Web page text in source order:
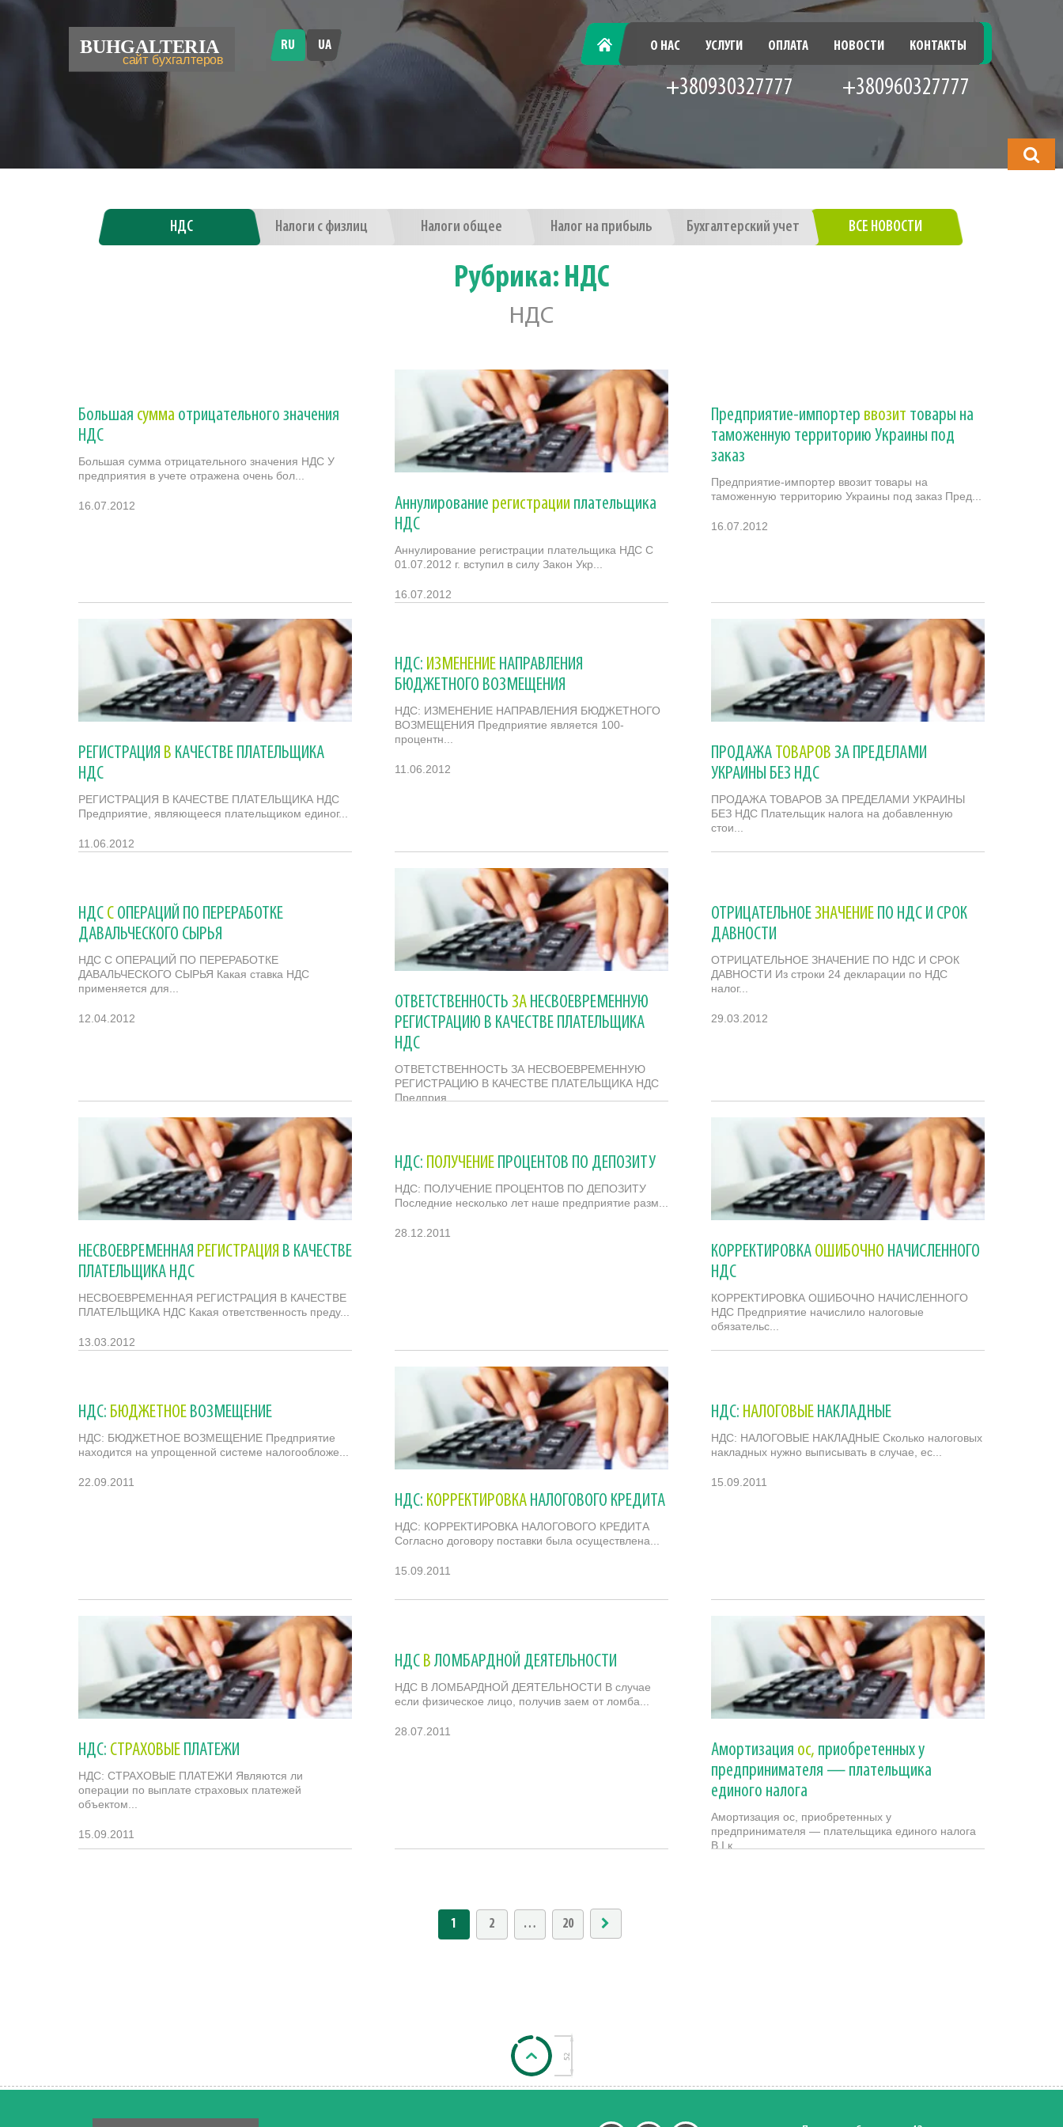
будете
RU UA ГЛАВНАЯ О НАС УСЛУГИ ОПЛАТА НОВОСТИ КОНТАКТЫ
+380930327777 +380960327777
НДС Налоги с физлиц Налоги общее Налог на прибыль Бухгалтерский учет ВСЕ НОВОСТИ
Рубрика: НДС
НДС
Большая сумма отрицательного значения
НДС
Большая сумма отрицательного значения НДС У
предприятия в учете отражена очень бол...
16.07.2012 Аннулирование регистрации плательщика
НДС
Аннулирование регистрации плательщика НДС С
01.07.2012 г. вступил в силу Закон Укр...
16.07.2012
Предприятие-импортер ввозит товары на
таможенную территорию Украины под
заказ
Предприятие-импортер ввозит товары на
таможенную территорию Украины под заказ Пред...
16.07.2012
РЕГИСТРАЦИЯ В КАЧЕСТВЕ ПЛАТЕЛЬЩИКА
НДС
РЕГИСТРАЦИЯ В КАЧЕСТВЕ ПЛАТЕЛЬЩИКА НДС
Предприятие, являющееся плательщиком единог...
11.06.2012
НДС: ИЗМЕНЕНИЕ НАПРАВЛЕНИЯ
БЮДЖЕТНОГО ВОЗМЕЩЕНИЯ
НДС: ИЗМЕНЕНИЕ НАПРАВЛЕНИЯ БЮДЖЕТНОГО
ВОЗМЕЩЕНИЯ Предприятие является 100-
процентн...
11.06.2012
ПРОДАЖА ТОВАРОВ ЗА ПРЕДЕЛАМИ
УКРАИНЫ БЕЗ НДС
ПРОДАЖА ТОВАРОВ ЗА ПРЕДЕЛАМИ УКРАИНЫ
БЕЗ НДС Плательщик налога на добавленную
стои...
НДС С ОПЕРАЦИЙ ПО ПЕРЕРАБОТКЕ
ДАВАЛЬЧЕСКОГО СЫРЬЯ
НДС С ОПЕРАЦИЙ ПО ПЕРЕРАБОТКЕ
ДАВАЛЬЧЕСКОГО СЫРЬЯ Какая ставка НДС
применяется для...
12.04.2012
ОТВЕТСТВЕННОСТЬ ЗА НЕСВОЕВРЕМЕННУЮ
РЕГИСТРАЦИЮ В КАЧЕСТВЕ ПЛАТЕЛЬЩИКА
НДС
ОТВЕТСТВЕННОСТЬ ЗА НЕСВОЕВРЕМЕННУЮ
РЕГИСТРАЦИЮ В КАЧЕСТВЕ ПЛАТЕЛЬЩИКА НДС
Предприя...
ОТРИЦАТЕЛЬНОЕЗНАЧЕНИЕ ПО НДС И СРОК
ДАВНОСТИ
ОТРИЦАТЕЛЬНОЕ ЗНАЧЕНИЕ ПО НДС И СРОК
ДАВНОСТИ Из строки 24 декларации по НДС
налог...
29.03.2012
НЕСВОЕВРЕМЕННАЯ РЕГИСТРАЦИЯ В КАЧЕСТВЕ
ПЛАТЕЛЬЩИКА НДС
НЕСВОЕВРЕМЕННАЯ РЕГИСТРАЦИЯ В КАЧЕСТВЕ
ПЛАТЕЛЬЩИКА НДС Какая ответственность преду...
13.03.2012
НДС: ПОЛУЧЕНИЕ ПРОЦЕНТОВ ПО ДЕПОЗИТУ
НДС: ПОЛУЧЕНИЕ ПРОЦЕНТОВ ПО ДЕПОЗИТУ
Последние несколько лет наше предприятие разм...
28.12.2011
КОРРЕКТИРОВКА ОШИБОЧНО НАЧИСЛЕННОГО
НДС
КОРРЕКТИРОВКА ОШИБОЧНО НАЧИСЛЕННОГО
НДС Предприятие начислило налоговые
обязательс...
НДС: БЮДЖЕТНОЕ ВОЗМЕЩЕНИЕ
НДС: БЮДЖЕТНОЕ ВОЗМЕЩЕНИЕ Предприятие
находится на упрощенной системе налогообложе...
22.09.2011
НДС: КОРРЕКТИРОВКА НАЛОГОВОГО КРЕДИТА
НДС: КОРРЕКТИРОВКА НАЛОГОВОГО КРЕДИТА
Согласно договору поставки была осуществлена...
15.09.2011
НДС: НАЛОГОВЫЕ НАКЛАДНЫЕ
НДС: НАЛОГОВЫЕ НАКЛАДНЫЕ Сколько налоговых
накладных нужно выписывать в случае, ес...
15.09.2011
НДС: СТРАХОВЫЕ ПЛАТЕЖИ
НДС: СТРАХОВЫЕ ПЛАТЕЖИ Являются ли
операции по выплате страховых платежей
объектом...
15.09.2011
НДС В ЛОМБАРДНОЙ ДЕЯТЕЛЬНОСТИ
НДС В ЛОМБАРДНОЙ ДЕЯТЕЛЬНОСТИ В случае
если физическое лицо, получив заем от ломба...
28.07.2011
Амортизация ос, приобретенных у
предпринимателя — плательщика
единого налога
Амортизация ос, приобретенных у
предпринимателя — плательщика единого налога
В I к...
1 2 … 20